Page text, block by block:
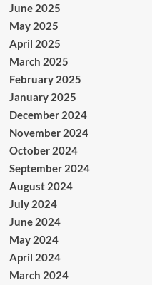
June 2025
May 2025
April 2025
March 2025
February 2025
January 2025
December 2024
November 2024
October 2024
September 2024
August 2024
July 2024
June 2024
May 2024
April 2024
March 2024